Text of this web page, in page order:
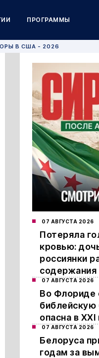
ПРОГРАММЫ
В США - 2026
07 АВГУСТА 2026
Потеряла
кровью:
россиянки
содержания
07 АВГУСТА 2026
Во Флориде
библейскую
опасна в XXI
07 АВГУСТА 2026
Белоруса
годам за